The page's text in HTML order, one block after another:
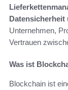
Datensicherheit
Unternehmen,
Vertrauen
Was ist
Blockchain ist